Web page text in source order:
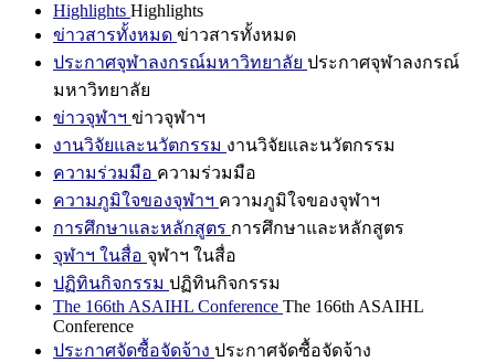
Highlights Highlights
ข่าวสารทั้งหมด ข่าวสารทั้งหมด
ประกาศจุฬาลงกรณ์มหาวิทยาลัย ประกาศจุฬาลงกรณ์
มหาวิทยาลัย
ข่าวจุฬาฯ ข่าวจุฬาฯ
งานวิจัยและนวัตกรรม งานวิจัยและนวัตกรรม
ความร่วมมือ ความร่วมมือ
ความภูมิใจของจุฬาฯ ความภูมิใจของจุฬาฯ
การศึกษาและหลักสูตร การศึกษาและหลักสูตร
จุฬาฯ ในสื่อ จุฬาฯ ในสื่อ
ปฏิทินกิจกรรม ปฏิทินกิจกรรม
The 166th ASAIHL Conference The 166th ASAIHL
Conference
ประกาศจัดซื้อจัดจ้าง ประกาศจัดซื้อจัดจ้าง